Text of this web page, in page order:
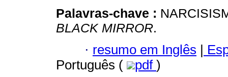
Palavras-chave :
BLACK MIRROR.
· resumo em Inglês |
Português (
pdf )